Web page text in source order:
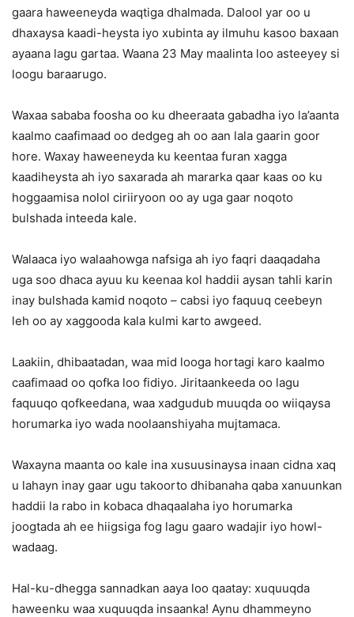
gaara haweeneyda waqtiga dhalmada. Dalool yar oo u
dhaxaysa kaadi-heysta iyo xubinta ay ilmuhu kasoo baxaan
ayaana lagu gartaa. Waana 23 May maalinta loo asteeyey si
loogu baraarugo.
Waxaa sababa foosha oo ku dheeraata gabadha iyo la’aanta
kaalmo caafimaad oo dedgeg ah oo aan lala gaarin goor
hore. Waxay haweeneyda ku keentaa furan xagga
kaadiheysta ah iyo saxarada ah mararka qaar kaas oo ku
hoggaamisa nolol ciriiryoon oo ay uga gaar noqoto
bulshada inteeda kale.
Walaaca iyo walaahowga nafsiga ah iyo faqri daaqadaha
uga soo dhaca ayuu ku keenaa kol haddii aysan tahli karin
inay bulshada kamid noqoto – cabsi iyo faquuq ceebeyn
leh oo ay xaggooda kala kulmi karto awgeed.
Laakiin, dhibaatadan, waa mid looga hortagi karo kaalmo
caafimaad oo qofka loo fidiyo. Jiritaankeeda oo lagu
faquuqo qofkeedana, waa xadgudub muuqda oo wiiqaysa
horumarka iyo wada noolaanshiyaha mujtamaca.
Waxayna maanta oo kale ina xusuusinaysa inaan cidna xaq
u lahayn inay gaar ugu takoorto dhibanaha qaba xanuunkan
haddii la rabo in kobaca dhaqaalaha iyo horumarka
joogtada ah ee hiigsiga fog lagu gaaro wadajir iyo howl-
wadaag.
Hal-ku-dhegga sannadkan aaya loo qaatay: xuquuqda
haweenku waa xuquuqda insaanka! Aynu dhammeyno